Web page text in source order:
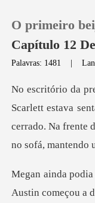
Loja
Sair
O primeiro
Capítulo 12
Palavras: 1481 |
cerrado. Na frente
Austin começou a